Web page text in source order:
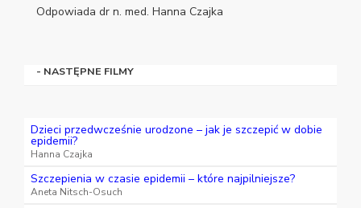
Odpowiada dr n. med. Hanna Czajka
- NASTĘPNE FILMY
Dzieci przedwcześnie urodzone – jak je szczepić w dobie
epidemii?
Hanna Czajka
Szczepienia w czasie epidemii – które najpilniejsze?
Aneta Nitsch-Osuch